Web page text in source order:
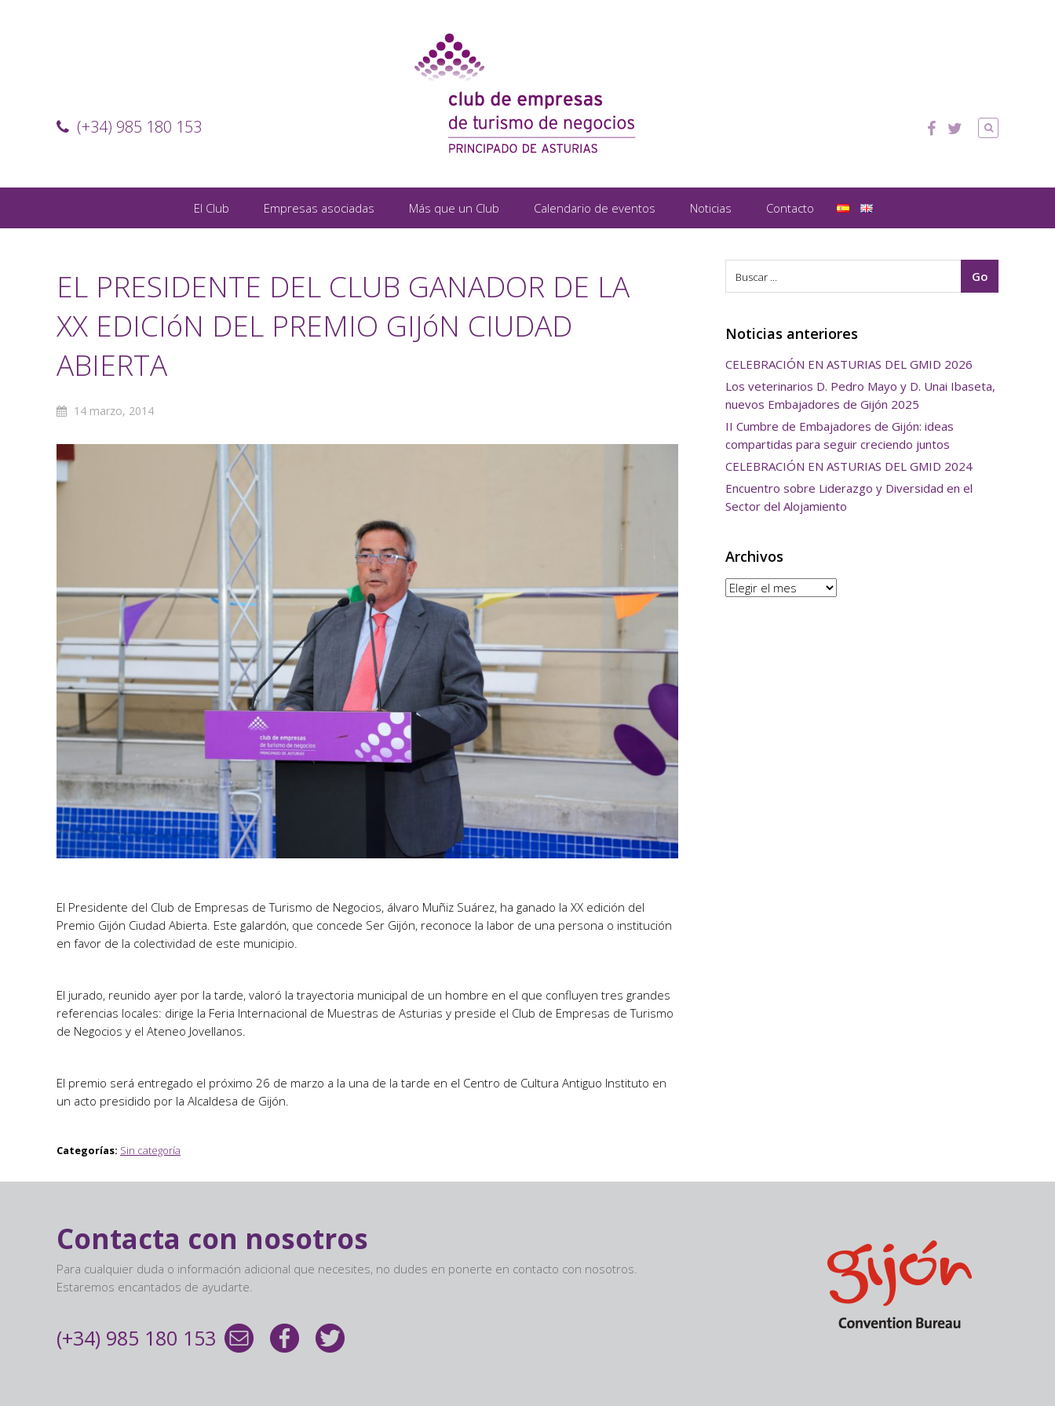
(+34) 985 180 153
El Club Empresas asociadas Más que un Club Calendario de eventos Noticias Contacto
EL PRESIDENTE DEL CLUB GANADOR DE LA
XX EDICIóN DEL PREMIO GIJóN CIUDAD
ABIERTA
14 marzo, 2014
El Presidente del Club de Empresas de Turismo de Negocios, álvaro Muñiz Suárez, ha ganado la XX edición del
Premio Gijón Ciudad Abierta. Este galardón, que concede Ser Gijón, reconoce la labor de una persona o institución
en favor de la colectividad de este municipio.
El jurado, reunido ayer por la tarde, valoró la trayectoria municipal de un hombre en el que confluyen tres grandes
referencias locales: dirige la Feria Internacional de Muestras de Asturias y preside el Club de Empresas de Turismo
de Negocios y el Ateneo Jovellanos.
El premio será entregado el próximo 26 de marzo a la una de la tarde en el Centro de Cultura Antiguo Instituto en
un acto presidido por la Alcaldesa de Gijón.
Categorías: Sin categoría
Noticias anteriores
CELEBRACIÓN EN ASTURIAS DEL GMID 2026
Los veterinarios D. Pedro Mayo y D. Unai Ibaseta,
nuevos Embajadores de Gijón 2025
II Cumbre de Embajadores de Gijón: ideas
compartidas para seguir creciendo juntos
CELEBRACIÓN EN ASTURIAS DEL GMID 2024
Encuentro sobre Liderazgo y Diversidad en el
Sector del Alojamiento
Archivos
Archivos
Contacta con nosotros
Para cualquier duda o información adicional que necesites, no dudes en ponerte en contacto con nosotros.
Estaremos encantados de ayudarte.
(+34) 985 180 153